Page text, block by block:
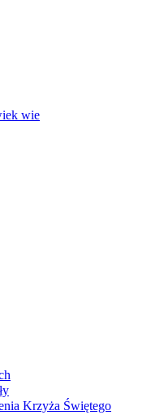
wie
Krzyża Świętego